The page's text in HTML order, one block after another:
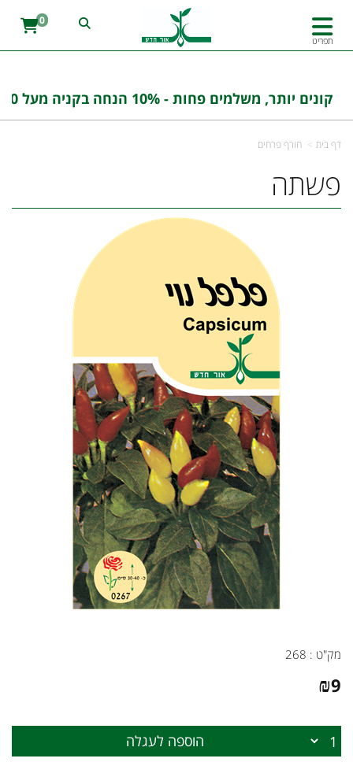
תפריט
0
קונים יותר, משלמים פחות - 10% הנחה בקניה מעל 100 ש''ח בהזנת הקוד : אורחדש10
דף בית חורף פרחים
פשתה
מק"ט : 268
₪9
הוספה לעגלה